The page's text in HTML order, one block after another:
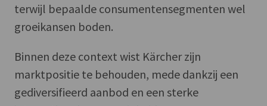
terwijl bepaalde consumentensegmenten wel
groeikansen boden.
Binnen deze context wist Kärcher zijn
marktpositie te behouden, mede dankzij een
gediversifieerd aanbod en een sterke